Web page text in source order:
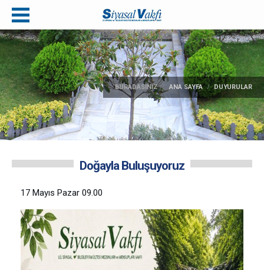
BURADASINIZ ANA SAYFA DUYURULAR
Doğayla Buluşuyoruz
17 Mayıs Pazar 09.00